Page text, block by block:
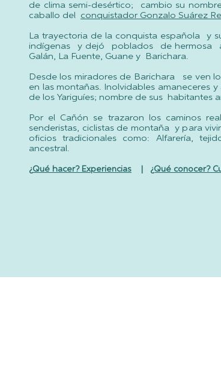
de clima semi-desértico; cambio su
caballo del conquistador Gonzalo Suárez
La trayectoria de la conquista española y
indígenas y dejó poblados de hermosa
Galán, La Fuente, Guane y Barichara.
Desde los miradores de Barichara se ven
en las montañas. Inolvidables amaneceres
de los Yariguíes; nombre de sus habitantes
Por el Cañón se trazaron los caminos
senderistas, ciclistas de montaña y para
oficios tradicionales como: Alfarería,
ancestral.
¿Qué hacer? Experiencias ¿Qué conocer?